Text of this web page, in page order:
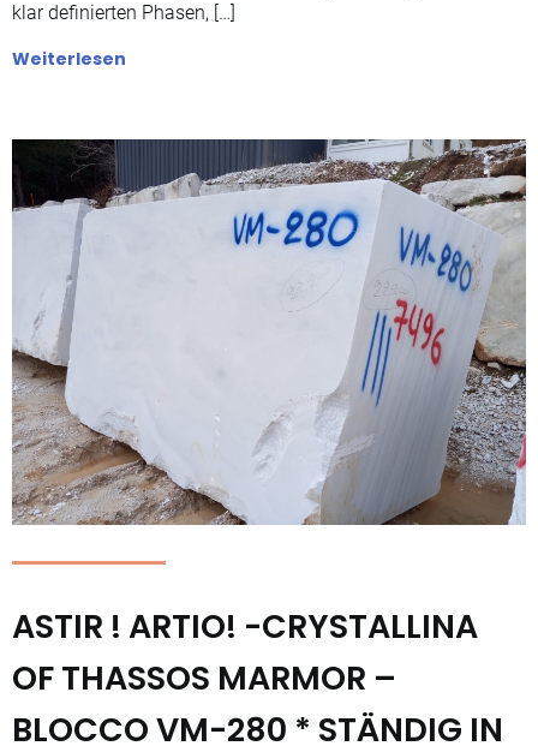
klar definierten Phasen, […]
Weiterlesen
ASTIR ! ARTIO! -CRYSTALLINA
OF THASSOS MARMOR –
BLOCCO VM-280 * STÄNDIG IN